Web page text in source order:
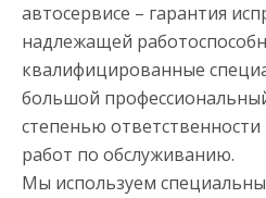
автосервисе – гарантия
надлежащей
квалифицированные
большой
степенью
работ по обслуживанию.
Мы используем